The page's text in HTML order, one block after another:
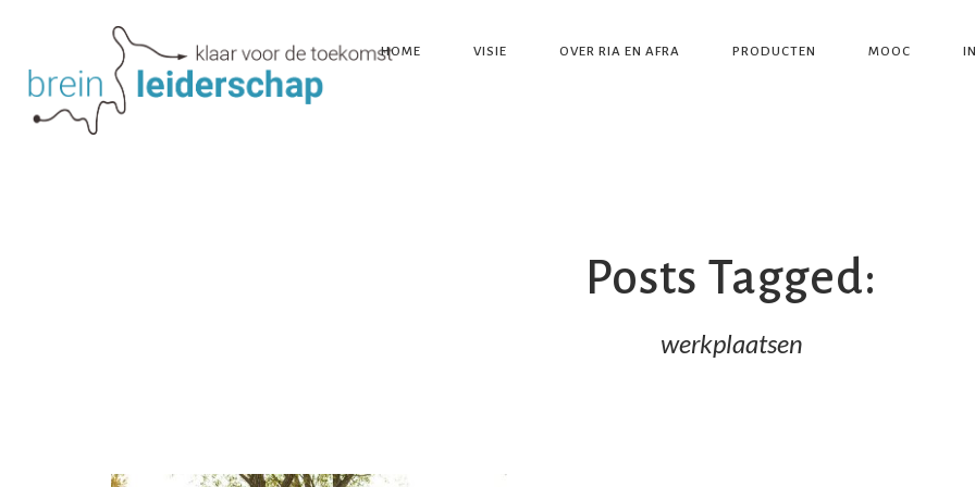
HOME VISIE OVER RIA EN AFRA PRODUCTEN MOOC
Posts Tagged:
werkplaatsen